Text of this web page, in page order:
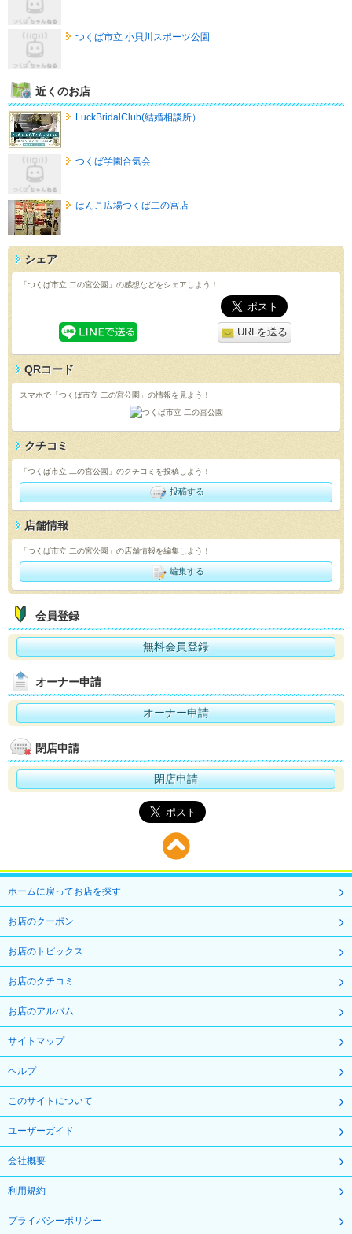
つくば市立 小貝川スポーツ公園
近くのお店
LuckBridalClub(結婚相談所）
つくば学園合気会
はんこ広場つくば二の宮店
シェア
「つくば市立 二の宮公園」の感想などをシェアしよう！
URLを送る
QRコード
スマホで「つくば市立 二の宮公園」の情報を見よう！
クチコミ
「つくば市立 二の宮公園」のクチコミを投稿しよう！
投稿する
店舗情報
「つくば市立 二の宮公園」の店舗情報を編集しよう！
編集する
会員登録
無料会員登録
オーナー申請
オーナー申請
閉店申請
閉店申請
ホームに戻ってお店を探す
お店のクーポン
お店のトピックス
お店のクチコミ
お店のアルバム
サイトマップ
ヘルプ
このサイトについて
ユーザーガイド
会社概要
利用規約
プライバシーポリシー